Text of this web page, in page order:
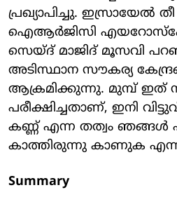
പ്രഖ്യാപിച്ചു. ഇസ്രായേല്‍
ഐആര്‍ജിസി
സെയ്ദ് മാജിദ് മൂസവി
അടിസ്ഥാന സൗകര്യ
ആക്രമിക്കുന്നു. മുമ്പ് ഇത്
പരീക്ഷിച്ചതാണ്, ഇനി
കണ്ണ് എന്ന തത്വം ഞങ്ങള്‍
കാത്തിരുന്നു കാണുക എന്നും
Summary